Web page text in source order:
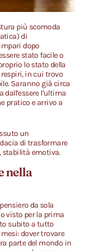
più scomoda
di
dopo
stato facile o
lo stato della
in cui trovo
Saranno già circa
l’ultima
pratico e arrivo a
un
di trasformare
stabilità emotiva.
nella
da sola
visto per la prima
subito a tutto
dover trovare
parte del mondo in